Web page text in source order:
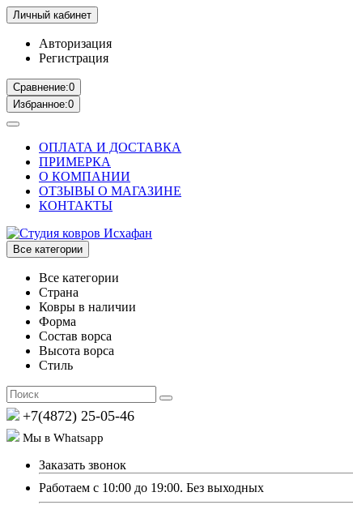
Личный кабинет
Авторизация
Регистрация
Сравнение:0
Избранное:0
ОПЛАТА И ДОСТАВКА
ПРИМЕРКА
О КОМПАНИИ
ОТЗЫВЫ О МАГАЗИНЕ
КОНТАКТЫ
Все категории
Все категории
Страна
Ковры в наличии
Форма
Состав ворса
Высота ворса
Стиль
+7(4872) 25-05-46
Мы в Whatsapp
Заказать звонок
Работаем с 10:00 до 19:00. Без выходных